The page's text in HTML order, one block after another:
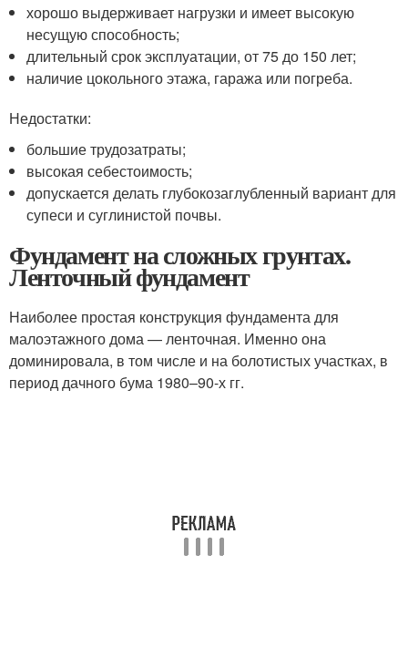
хорошо выдерживает нагрузки и имеет высокую
несущую способность;
длительный срок эксплуатации, от 75 до 150 лет;
наличие цокольного этажа, гаража или погреба.
Недостатки:
большие трудозатраты;
высокая себестоимость;
допускается делать глубокозаглубленный вариант для
супеси и суглинистой почвы.
Фундамент на сложных грунтах.
Ленточный фундамент
Наиболее простая конструкция фундамента для
малоэтажного дома — ленточная. Именно она
доминировала, в том числе и на болотистых участках, в
период дачного бума 1980–90-х гг.